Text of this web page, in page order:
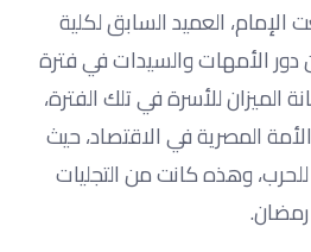
العميد السابق لكلية
دور الأمهات والسيدات في فترة
الميزان للأسرة في تلك الفترة،
المصرية في الاقتصاد، حيث
وهذه كانت من التجليات